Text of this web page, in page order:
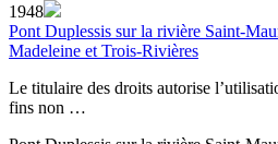
1948
Pont Duplessis sur la rivière Saint-
Madeleine et Trois-Rivières
Le titulaire des droits autorise
fins non …